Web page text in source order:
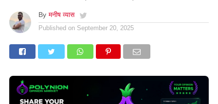
By मनीष व्यास
Published on September 20, 2025